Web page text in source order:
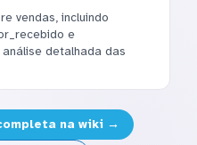
vendas, incluindo
e
detalhada das
na wiki →